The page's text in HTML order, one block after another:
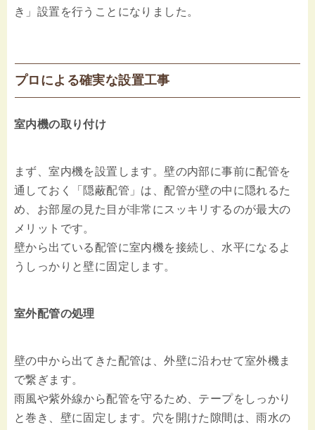
き」設置を行うことになりました。
プロによる確実な設置工事
室内機の取り付け
まず、室内機を設置します。壁の内部に事前に配管を
通しておく「隠蔽配管」は、配管が壁の中に隠れるた
め、お部屋の見た目が非常にスッキリするのが最大の
メリットです。
壁から出ている配管に室内機を接続し、水平になるよ
うしっかりと壁に固定します。
室外配管の処理
壁の中から出てきた配管は、外壁に沿わせて室外機ま
で繋ぎます。
雨風や紫外線から配管を守るため、テープをしっかり
と巻き、壁に固定します。穴を開けた隙間は、雨水の